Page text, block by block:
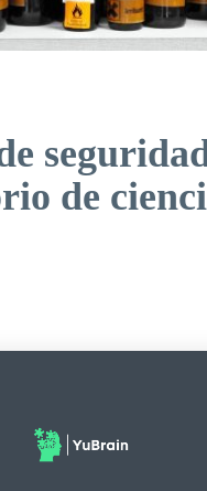
de